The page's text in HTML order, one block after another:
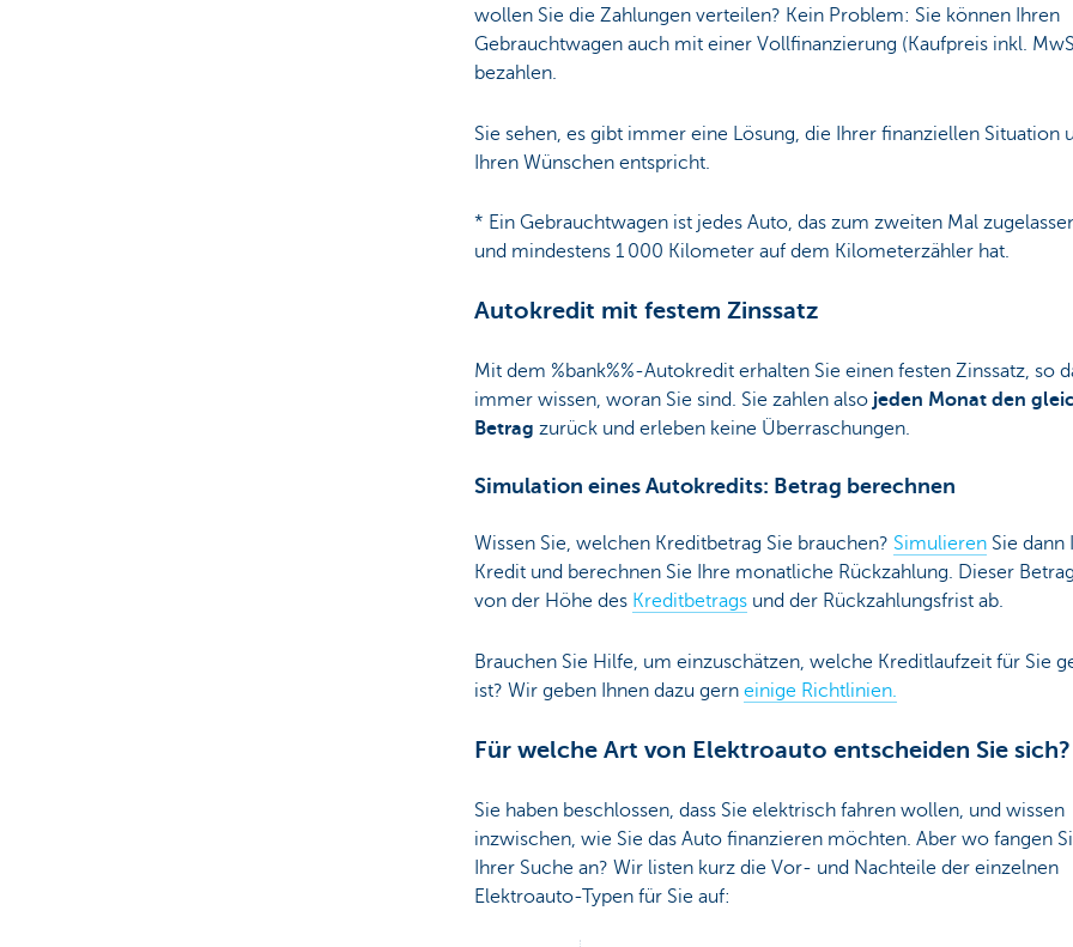
wollen Sie die Zahlungen verteilen? Kein Problem: Sie können Ihren
Gebrauchtwagen auch mit einer Vollfinanzierung (Kaufpreis inkl.
bezahlen.
Sie sehen, es gibt immer eine Lösung, die Ihrer finanziellen Situation
Ihren Wünschen entspricht.
* Ein Gebrauchtwagen ist jedes Auto, das zum zweiten Mal
und mindestens 1 000 Kilometer auf dem Kilometerzähler hat.
Autokredit mit festem Zinssatz
Mit dem %bank%%-Autokredit erhalten Sie einen festen Zinssatz, so
immer wissen, woran Sie sind. Sie zahlen alsojeden Monat den
Betrag zurück und erleben keine Überraschungen.
Simulation eines Autokredits: Betrag berechnen
Wissen Sie, welchen Kreditbetrag Sie brauchen? SimulierenSie dann
Kredit und berechnen Sie Ihre monatliche Rückzahlung. Dieser
von der Höhe des Kreditbetragsund der Rückzahlungsfrist ab.
Brauchen Sie Hilfe, um einzuschätzen, welche Kreditlaufzeit für Sie
ist? Wir geben Ihnen dazu gern einige Richtlinien.
Für welche Art von Elektroauto entscheiden Sie sich?
Sie haben beschlossen, dass Sie elektrisch fahren wollen, und wissen
inzwischen, wie Sie das Auto finanzieren möchten. Aber wo fangen
Ihrer Suche an? Wir listen kurz die Vor- und Nachteile der einzelnen
Elektroauto-Typen für Sie auf: